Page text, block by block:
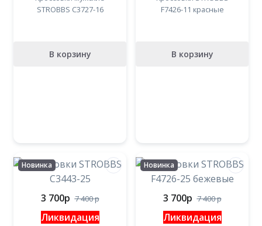
STROBBS C3727-16
В корзину
F7426-11 красные
В корзину
Новинка
3 700p 7 400p
Ликвидация
Новинка
3 700p 7 400p
Ликвидация